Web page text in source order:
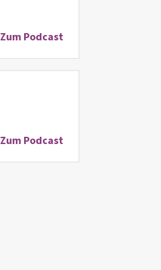
Zum Podcast
Zum Podcast